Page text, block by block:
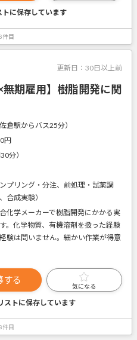
トに保存しています
件目
更新日： 30日以上前
無期雇用】樹脂開発に関
倉駅からバス25分）
円
分）
プリング・分注、前処理・試薬調
合成実験）
化学メーカーで樹脂開発にかかる実
。化学物質、有機溶剤を扱った経験
験は問いません。細かい作業が得意
する
気になる
ストに保存しています
件目